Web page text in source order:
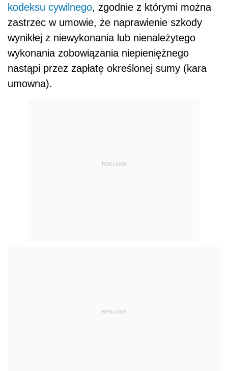
kodeksu cywilnego, zgodnie z którymi można
zastrzec w umowie, że naprawienie szkody
wynikłej z niewykonania lub nienależytego
wykonania zobowiązania niepieniężnego
nastąpi przez zapłatę określonej sumy (kara
umowna).
REKLAMA
REKLAMA